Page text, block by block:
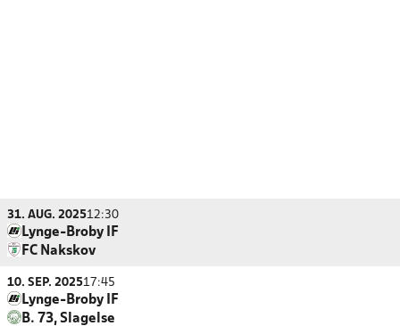
31. AUG. 202512:30
Lynge-Broby IF
FC Nakskov
10. SEP. 202517:45
Lynge-Broby IF
B. 73, Slagelse